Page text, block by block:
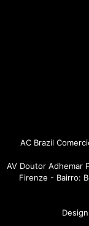
AC Brazil
AV Doutor Adhemar
Firenze - Bairro: